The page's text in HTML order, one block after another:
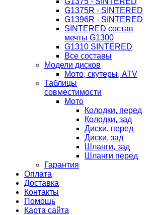
G1375R - SINTERED
G1396R - SINTERED
SINTERED состав
мечты G1300
G1310 SINTERED
Все составы
Модели дисков
Мото, скутеры, ATV
Таблицы
совместимости
Мото
Колодки, перед
Колодки, зад
Диски, перед
Диски, зад
Шланги, зад
Шланги перед
Гарантия
Оплата
Доставка
Контакты
Помощь
Карта сайта